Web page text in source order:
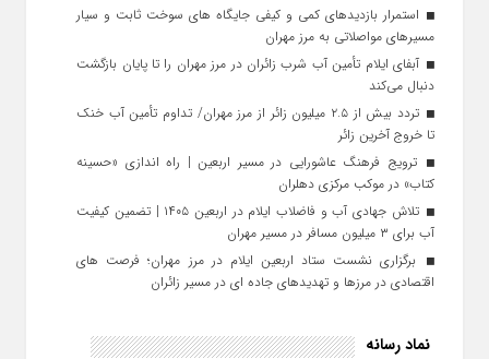
استمرار بازدیدهای کمی و کیفی جایگاه‌ های سوخت ثابت و سیار
مسیرهای مواصلاتی به مرز مهران
آبفای ایلام تأمین آب شرب زائران در مرز مهران را تا پایان بازگشت
دنبال می‌کند
تردد بیش از ۲.۵ میلیون زائر از مرز مهران/ تداوم تأمین آب خنک
تا خروج آخرین زائر
ترویج فرهنگ عاشورایی در مسیر اربعین | راه‌ اندازی «حسینه
کتاب» در موکب مرکزی دهلران
تلاش جهادی آب و فاضلاب ایلام در اربعین ۱۴۰۵ | تضمین کیفیت
آب برای ۳ میلیون مسافر در مسیر مهران
برگزاری نشست ستاد اربعین ایلام در مرز مهران؛ فرصت‌ های
اقتصادی در مرزها و تهدیدهای جاده‌ ای در مسیر زائران
نماد رسانه